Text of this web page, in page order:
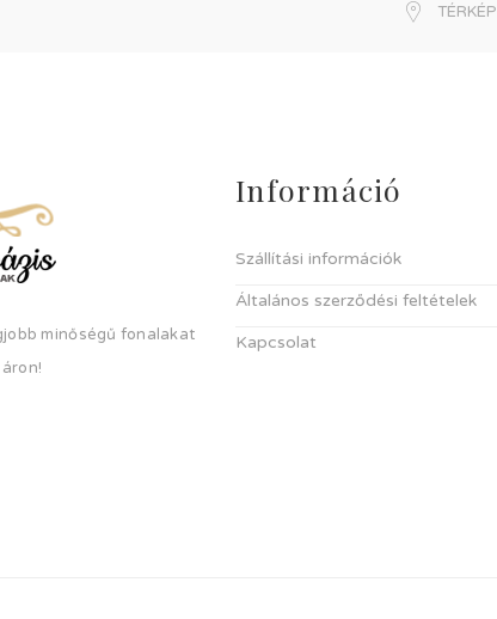
TÉRKÉP
minőségű fonalakat
Információ
Szállítási információk
Általános szerződési feltételek
Kapcsolat